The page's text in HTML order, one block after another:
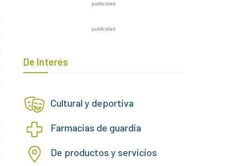
publicidad
publicidad
De Interés
Cultural y deportiva
Farmacias de guardia
De productos y servicios